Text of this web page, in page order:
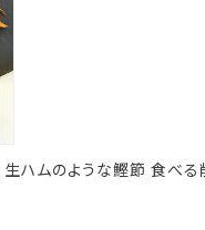
生ハムのような鰹節 食べ